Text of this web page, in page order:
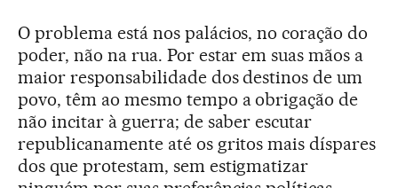
O problema está nos palácios, no coração do
poder, não na rua. Por estar em suas mãos a
maior responsabilidade dos destinos de um
povo, têm ao mesmo tempo a obrigação de
não incitar à guerra; de saber escutar
republicanamente até os gritos mais díspares
dos que protestam, sem estigmatizar